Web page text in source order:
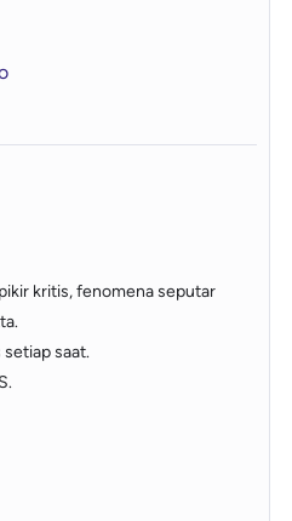
kritis, fenomena seputar
setiap saat.